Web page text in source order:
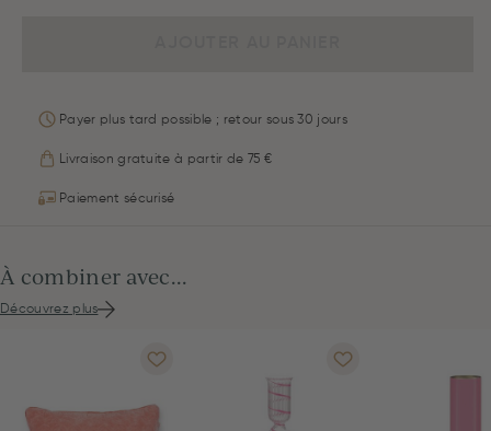
Payer plus tard possible ; retour sous 30 jours
Livraison gratuite à partir de 75 €
Paiement sécurisé
À combiner avec...
Découvrez plus